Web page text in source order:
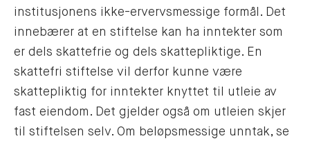
institusjonens ikke-ervervsmessige formål. Det
innebærer at en stiftelse kan ha inntekter som
er dels skattefrie og dels skattepliktige. En
skattefri stiftelse vil derfor kunne være
skattepliktig for inntekter knyttet til utleie av
fast eiendom. Det gjelder også om utleien skjer
til stiftelsen selv. Om beløpsmessige unntak, se